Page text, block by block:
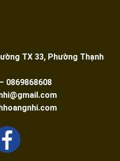
TX 33, Phường Thạnh
0869868608